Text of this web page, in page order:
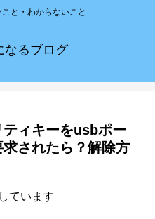
と・わからないこと
なるブログ
ィキーをusbポー
求されたら？解除方
ています